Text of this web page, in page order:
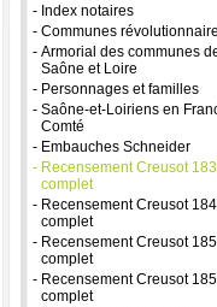
- Index notaires
- Communes
- Armorial des communes
Saône et Loire
- Personnages et familles
- Saône-et-Loiriens en
Comté
- Embauches Schneider
- Recensement Creusot
complet
- Recensement Creusot
complet
- Recensement Creusot
complet
- Recensement Creusot
complet